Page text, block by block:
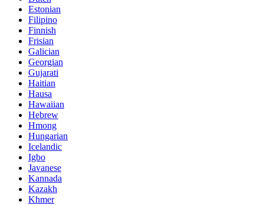
Estonian
Filipino
Finnish
Frisian
Galician
Georgian
Gujarati
Haitian
Hausa
Hawaiian
Hebrew
Hmong
Hungarian
Icelandic
Igbo
Javanese
Kannada
Kazakh
Khmer